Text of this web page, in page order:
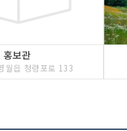
홍보관
월읍 청령포로 133